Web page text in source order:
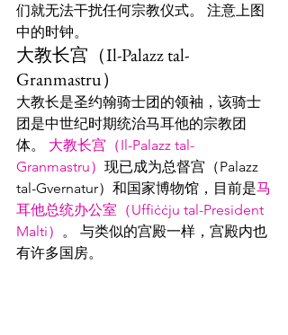
们就无法干扰任何宗教仪式。 注意上图
中的时钟。
大教长宫（Il-Palazz tal-
Granmastru）
大教长是圣约翰骑士团的领袖，该骑士
团是中世纪时期统治马耳他的宗教团
体。 大教长宫（Il-Palazz tal-
Granmastru） 现已成为总督宫（Palazz
tal-Gvernatur）和国家博物馆，目前是马
耳他总统办公室（Uffiċċju tal-President
Malti）
。 与类似的宫殿一样，宫殿内也
有许多国房。